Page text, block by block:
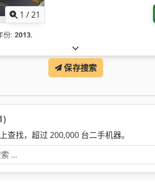
1 /21
份: 2013,
保存搜索
找，超过 200,000 台二手机器。